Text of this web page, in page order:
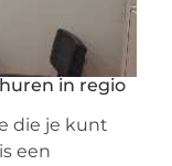
in regio
die je kunt
een